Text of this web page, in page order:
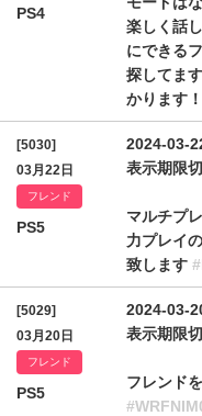
PS4
楽しく話
にできる
探してま
かります！
[5030]
03月22日
フレンド
PS5
2024-03-
表示期限
マルチプ
力プレイ
致します
[5029]
03月20日
フレンド
PS5
2024-03-
表示期限
フレンド